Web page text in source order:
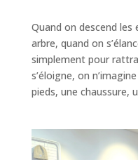
Quand on descend les
arbre, quand on
simplement pour
s’éloigne, on
pieds, une chaussure,